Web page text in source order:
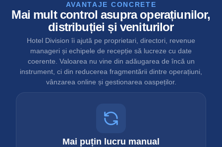
AVANTAJE CONCRETE
Mai mult control asupra operațiunilor,
distribuției și veniturilor
Hotel Division îi ajută pe proprietari, directori, revenue
manageri și echipele de recepție să lucreze cu date
coerente. Valoarea nu vine din adăugarea de încă un
instrument, ci din reducerea fragmentării dintre operațiuni,
vânzarea online și gestionarea oaspeților.
Mai puțin lucru manual